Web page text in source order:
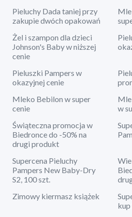
Pieluchy Dada taniej przy
zakupie dwóch opakowań
Żel i szampon dla dzieci
Johnson's Baby w niższej
cenie
Pieluszki Pampers w
okazyjnej cenie
Mleko Bebilon w super
cenie
w
Świąteczna promocja w
Biedronce do -50% na
drugi produkt
Supercena Pieluchy
Pampers New Baby-Dry
S2, 100 szt.
Zimowy kiermasz książek
kup